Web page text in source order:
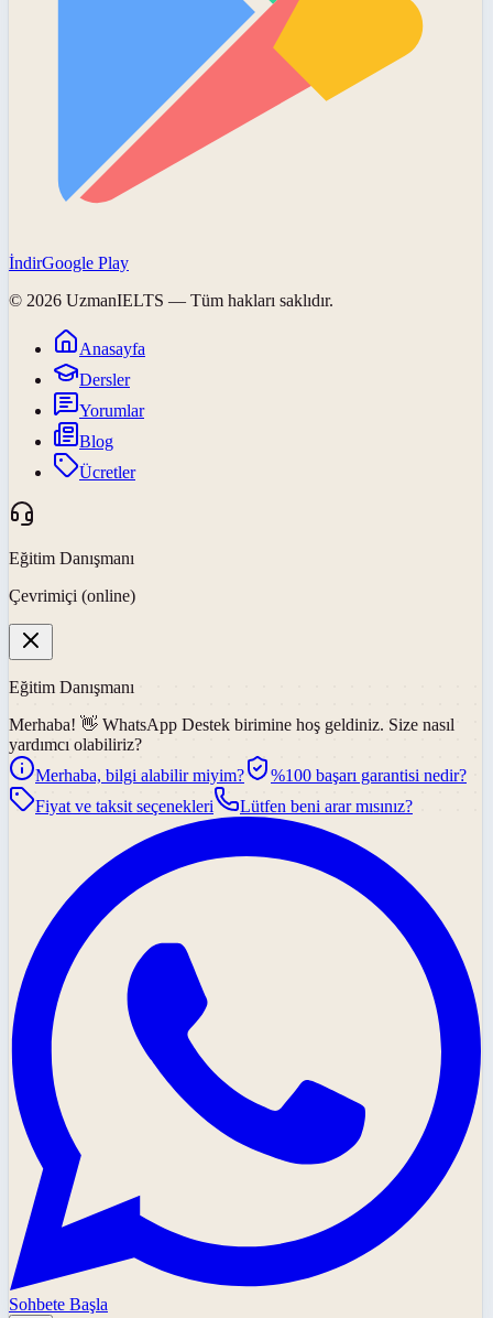
İndirGoogle Play
© 2026 UzmanIELTS — Tüm hakları saklıdır.
Anasayfa
Dersler
Yorumlar
Blog
Ücretler
Eğitim Danışmanı
Çevrimiçi (online)
Eğitim Danışmanı
Merhaba! 👋 WhatsApp Destek birimine hoş geldiniz. Size nasıl
yardımcı olabiliriz?
Merhaba, bilgi alabilir miyim?
%100 başarı garantisi nedir?
Fiyat ve taksit seçenekleri
Lütfen beni arar mısınız?
Sohbete Başla